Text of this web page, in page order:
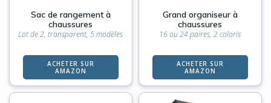
Sac de rangement à
chaussures
Lot de 2, transparent, 5 modèles
ACHETER SUR
AMAZON
Grand organiseur à
chaussures
16 ou 24 paires, 2 coloris
ACHETER SUR
AMAZON